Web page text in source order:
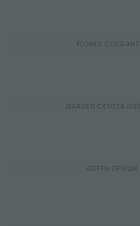
FLORES
GARDEN CENTER
GREEN DESIGN